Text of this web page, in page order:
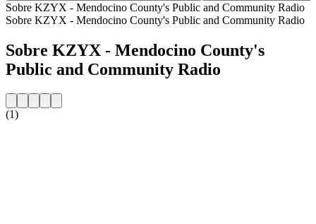
Sobre KZYX - Mendocino County's Public and Community Radio
Sobre KZYX - Mendocino County's Public and Community Radio
Sobre KZYX - Mendocino County's
Public and Community Radio
(1)